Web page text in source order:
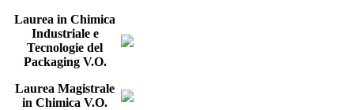
Laurea in Chimica
Industriale e
Tecnologie del
Packaging V.O.
Laurea Magistrale
in Chimica V.O.